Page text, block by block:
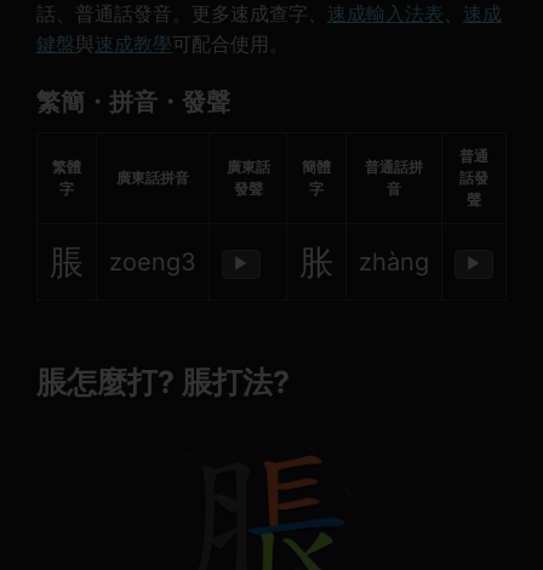
話、普通話發音。更多速成查字、 速成輸入法表、 速成
鍵盤與速成教學可配合使用。
繁簡・拼音・發聲
繁體
字
廣東話拼音
廣東話
發聲
簡體
字
普通話拼
音
普通
話發
聲
脹 zoeng3 ▶ 胀 zhàng ▶
脹怎麼打? 脹打法?